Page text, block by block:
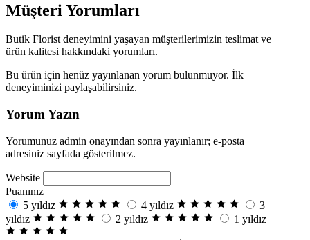
Müşteri Yorumları
Butik Florist deneyimini yaşayan müşterilerimizin teslimat ve
ürün kalitesi hakkındaki yorumları.
Bu ürün için henüz yayınlanan yorum bulunmuyor. İlk
deneyiminizi paylaşabilirsiniz.
Yorum Yazın
Yorumunuz admin onayından sonra yayınlanır; e-posta
adresiniz sayfada gösterilmez.
Website
Puanınız
5 yıldız
4 yıldız
3
yıldız
2 yıldız 1 yıldız